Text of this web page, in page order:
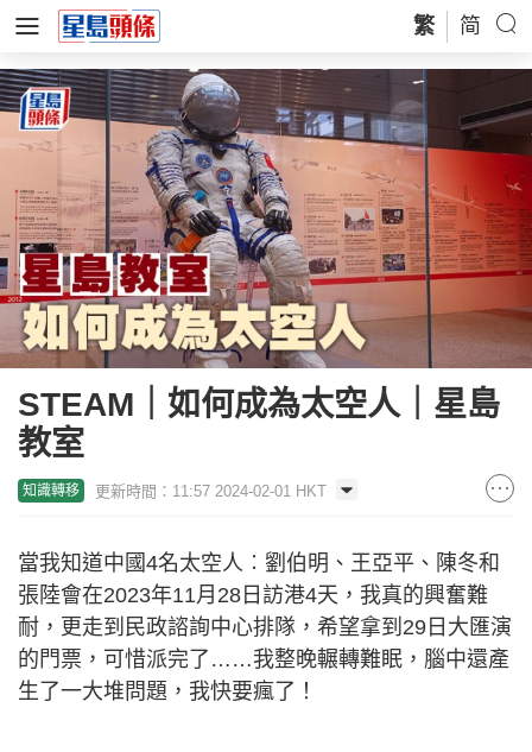
繁 简
STEAM｜如何成為太空人｜星島
教室
知識轉移 更新時間：11:57 2024-02-01 HKT
當我知道中國4名太空人︰劉伯明、王亞平、陳冬和
張陸會在2023年11月28日訪港4天，我真的興奮難
耐，更走到民政諮詢中心排隊，希望拿到29日大匯演
的門票，可惜派完了……我整晚輾轉難眠，腦中還產
生了一大堆問題，我快要瘋了！